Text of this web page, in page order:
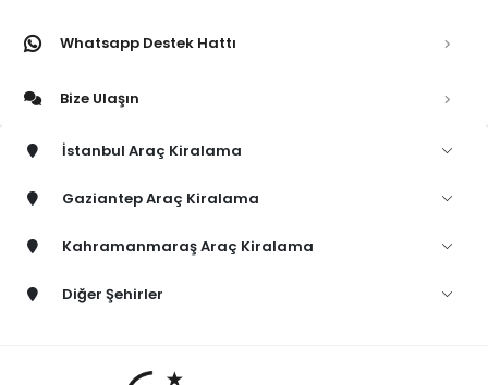
Whatsapp Destek Hattı
Bize Ulaşın
İstanbul Araç Kiralama
Gaziantep Araç Kiralama
Kahramanmaraş Araç Kiralama
Diğer Şehirler